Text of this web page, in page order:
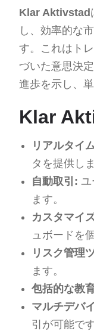
Klar Aktivstad
し、効率的な
す。これはト
づいた意思決
進歩を示し、
Klar
リアルタイ
タを提供しま
自動取引:
ます。
カスタマイ
ュボードを
リスク管理
ます。
包括的な教
マルチデバ
引が可能です